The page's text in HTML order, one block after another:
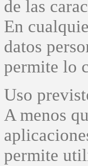
de las
En
datos
permite lo
Uso
A menos
permite